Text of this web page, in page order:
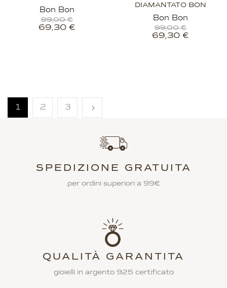
Bon Bon
99,00€
69,30 €
DIAMANTATO BON
Bon Bon
99,00€
69,30 €
1 2 3
SPEDIZIONE GRATUITA
per ordini superiori a 99€
QUALITÀ GARANTITA
gioielli in argento 925 certificato